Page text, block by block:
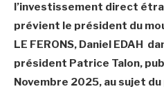
l’investissement direct
prévient le président du
LE FERONS, Daniel EDAH
président Patrice Talon,
Novembre 2025, au sujet